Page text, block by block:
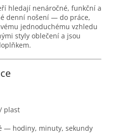
hledají nenáročné, funkční a
denní nošení — do práce,
jednoduchému vzhledu
styly oblečení a jsou
plast
— hodiny, minuty, sekundy